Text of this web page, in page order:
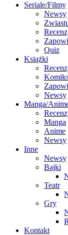
Seriale/Filmy
Newsy
Quiz
Książki
Newsy
Manga/
Manga
Anime
Newsy
Inne
Newsy
Bajki
Teatr
Gry
Kontakt